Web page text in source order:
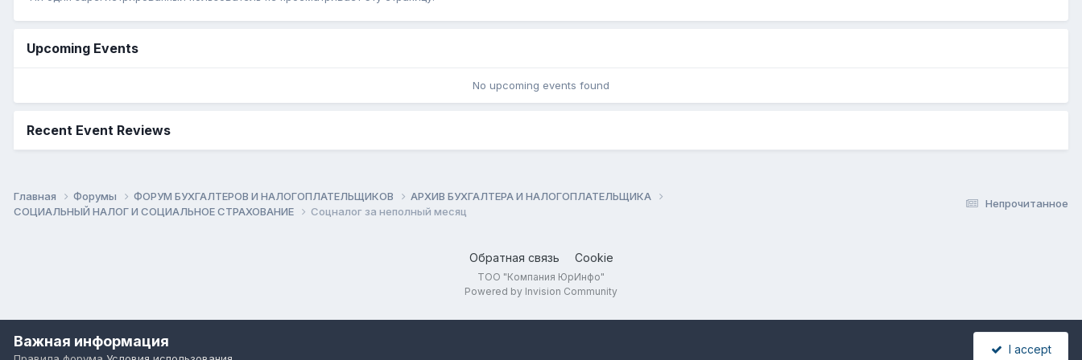
Upcoming Events
No upcoming events found
Recent Event Reviews
Непрочитанное
Главная Форумы ФОРУМ БУХГАЛТЕРОВ И НАЛОГОПЛАТЕЛЬЩИКОВ
АРХИВ БУХГАЛТЕРА И НАЛОГОПЛАТЕЛЬЩИКА
СОЦИАЛЬНЫЙ НАЛОГ И СОЦИАЛЬНОЕ СТРАХОВАНИЕ
Соцналог за неполный месяц
Обратная связь Cookie
ТОО "Компания ЮрИнфо"
Powered by Invision Community
Важная информация I accept